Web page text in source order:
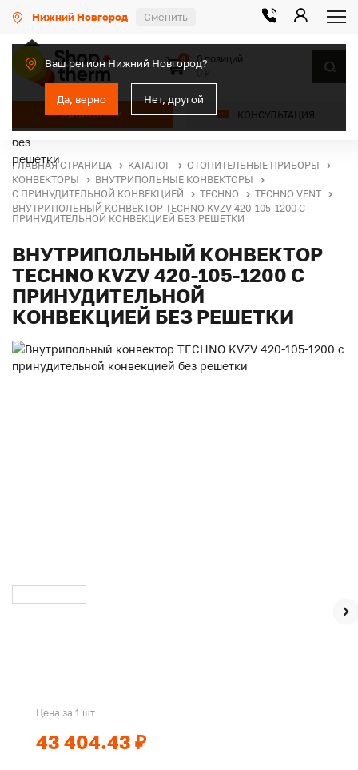
Нижний Новгород Сменить
Ваш регион Нижний Новгород?
Да, верно Нет, другой
КАТАЛОГ КОНСУЛЬТАЦИЯ
0
0 позиций
ГЛАВНАЯ СТРАНИЦА КАТАЛОГ
ОТОПИТЕЛЬНЫЕ ПРИБОРЫ
КОНВЕКТОРЫ
ВНУТРИПОЛЬНЫЕ КОНВЕКТОРЫ
С ПРИНУДИТЕЛЬНОЙ КОНВЕКЦИЕЙ
TECHNO
TECHNO VENT
ВНУТРИПОЛЬНЫЙ КОНВЕКТОР TECHNO KVZV 420-105-1200 С
ПРИНУДИТЕЛЬНОЙ КОНВЕКЦИЕЙ БЕЗ РЕШЕТКИ
ВНУТРИПОЛЬНЫЙ КОНВЕКТОР
TECHNO KVZV 420-105-1200 С
ПРИНУДИТЕЛЬНОЙ
КОНВЕКЦИЕЙ БЕЗ РЕШЕТКИ
Цена за 1 шт
43 404.43 ₽